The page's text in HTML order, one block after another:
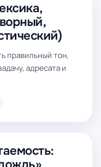
правильный тон,
адресата и